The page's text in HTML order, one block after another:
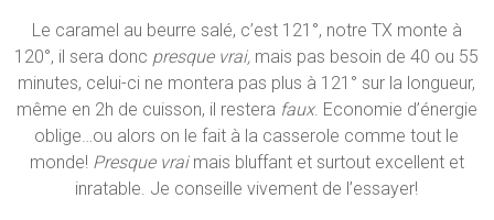
Le caramel au beurre salé, c’est 121°, notre TX monte à
120°, il sera donc presque vrai, mais pas besoin de 40 ou 55
minutes, celui-ci ne montera pas plus à 121° sur la longueur,
même en 2h de cuisson, il restera faux. Economie d’énergie
oblige…ou alors on le fait à la casserole comme tout le
monde! Presque vrai mais bluffant et surtout excellent et
inratable. Je conseille vivement de l’essayer!